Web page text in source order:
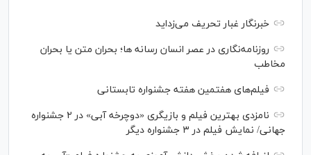
خبرنگار غبار تحریف می‌زداید
روزنامه‌نگاری در عصر انسان رسانه ها؛ بحران متن یا بحران
مخاطب
فیلم‌های هفتمین هفته جشنواره تابستانی
نامزدی بهترین فیلم و بازیگری «دوچرخه آبی» در ۲ جشنواره
جهانی/ نمایش فیلم در ۳ جشنواره دیگر